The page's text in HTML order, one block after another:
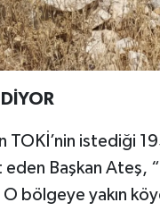
TOKİ’nin istediği
eden Başkan
bölgeye yakın